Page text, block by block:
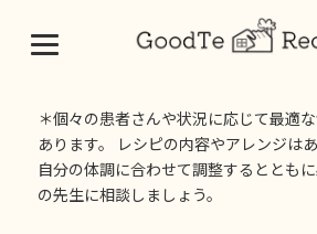
＊個々の患者さんや状況に応じて最適
あります。 レシピの内容やアレンジは
自分の体調に合わせて調整するととも
の先生に相談しましょう。